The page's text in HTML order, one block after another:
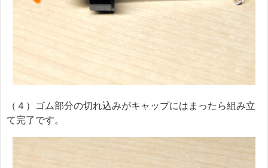
（４）ゴム部分の切れ込みがキャップにはまったら組み立
て完了です。